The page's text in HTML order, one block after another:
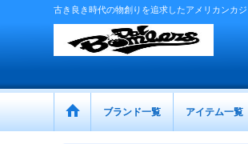
古き良き時代の物創りを追求したアメリカンカ
ブランド一覧 アイテム一覧